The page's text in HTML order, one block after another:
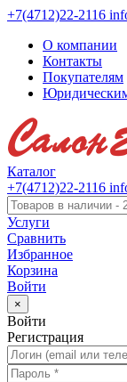
+7(4712)22-2116
О компании
Контакты
Покупателям
Каталог
+7(4712)22-2116
Услуги
Сравнить
Избранное
Корзина
Войти
×
Войти
Регистрация